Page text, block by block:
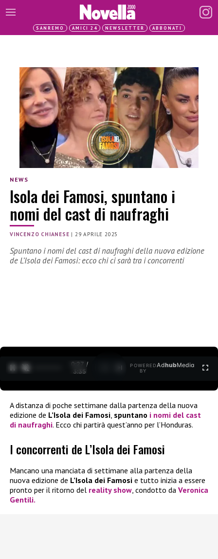
SANREMO AMICI 24 NEWSLETTER ABBONATI
NEWS
Isola dei Famosi, spuntano i
nomi del cast di naufraghi
VINCENZO CHIANESE |29 APRILE 2025
Spuntano i nomi del cast di naufraghi della nuova edizione
de L’Isola dei Famosi: ecco chi ci sarà tra i concorrenti
0:27 /
3:35
POWERED
BY
AdhubMedia
A distanza di poche settimane dalla partenza della nuova
edizione de L’Isola dei Famosi spuntano i nomi del cast
di naufraghi. Ecco chi partirà quest’anno per l’Honduras.
I concorrenti de L’Isola dei Famosi
Mancano una manciata di settimane alla partenza della
nuova edizione de L’Isola dei Famosi e tutto inizia a essere
pronto per il ritorno del reality show, condotto da Veronica
Gentili.